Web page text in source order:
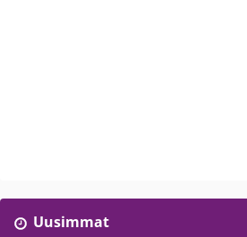
Uusimmat